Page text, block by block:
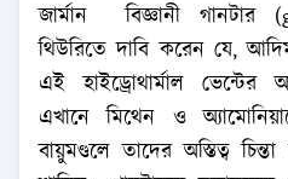
জার্মান বিজ্ঞানী
থিউরিতে দাবি করেন যে,
এই হাইড্রোথার্মাল
এখানে মিথেন ও
বায়ুমণ্ডলে তাদের অস্তিত্ব